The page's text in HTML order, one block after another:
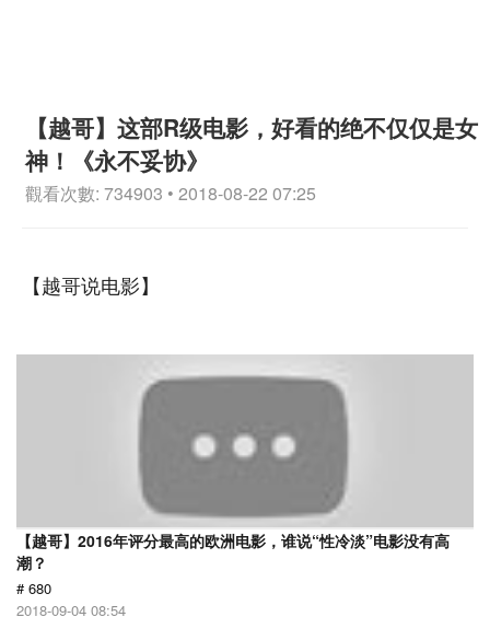
【越哥】这部R级电影，好看的绝不仅仅是女
神！《永不妥协》
觀看次數: 734903 • 2018-08-22 07:25
【越哥说电影】
【越哥】2016年评分最高的欧洲电影，谁说“性冷淡”电影没有高
潮？
# 680
2018-09-04 08:54